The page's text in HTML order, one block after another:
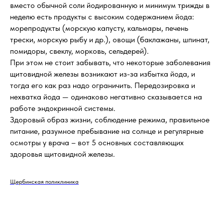
вместо обычной соли йодированную и минимум трижды в
неделю есть продукты с высоким содержанием йода:
морепродукты (морскую капусту, кальмары, печень
трески, морскую рыбу и др.), овощи (баклажаны, шпинат,
помидоры, свеклу, морковь, сельдерей).
При этом не стоит забывать, что некоторые заболевания
щитовидной железы возникают из-за избытка йода, и
тогда его как раз надо ограничить. Передозировка и
нехватка йода — одинаково негативно сказывается на
работе эндокринной системы.
Здоровый образ жизни, соблюдение режима, правильное
питание, разумное пребывание на солнце и регулярные
осмотры у врача – вот 5 основных составляющих
здоровья щитовидной железы.
Щербинская поликлиника